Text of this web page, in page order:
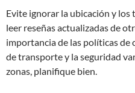
Evite ignorar la ubicación y
leer reseñas actualizadas de
importancia de las políticas de
de transporte y la seguridad
zonas, planifique bien.